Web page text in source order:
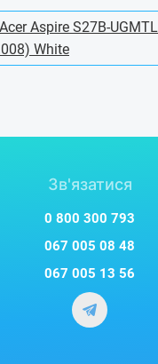
Aspire S27B-
White
Зв'язатися
0 800 300 793
067 005 08 48
067 005 13 56